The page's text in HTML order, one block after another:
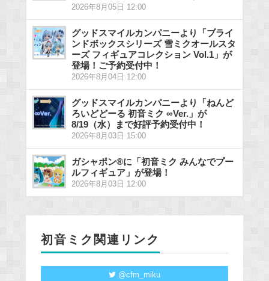
2026年8月05日 12:00
グッドスマイルカンパニーより「ブライ
ンドボックスシリーズ 雪ミクオールスタ
ーズ フィギュアコレクション Vol.1」が
登場！ご予約受付中！
2026年8月04日 12:00
グッドスマイルカンパニーより「ねんど
ろいどどーる 初音ミク ∞Ver.」が
8/19（水）まで好評予約受付中！
2026年8月03日 15:00
ガシャポン®に「初音ミク みんなでプー
ルフィギュア」が登場！
2026年8月03日 12:00
初音ミク関連リンク
@cfm_miku